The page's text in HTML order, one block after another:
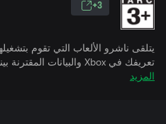
3+
يتلقى ناشرو الألعاب التي تقوم
تعريفك في Xbox والبيانات المقترنة بينما تمارس الألعاب.
المزيد